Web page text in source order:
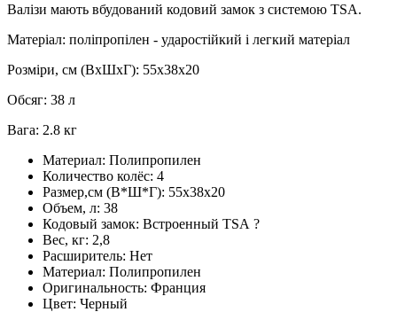
Валізи мають вбудований кодовий замок з системою TSA.
Матеріал: поліпропілен - ударостійкий і легкий матеріал
Розміри, см (ВхШхГ): 55х38х20
Обсяг: 38 л
Вага: 2.8 кг
Материал: Полипропилен
Количество колёс: 4
Размер,см (В*Ш*Г): 55х38x20
Объем, л: 38
Кодовый замок: Встроенный TSA ?
Вес, кг: 2,8
Расширитель: Нет
Материал: Полипропилен
Оригинальность: Франция
Цвет: Черный